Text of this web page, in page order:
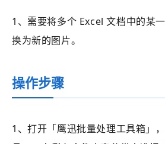
1、需要将多个 Excel 文档中的某
换为新的图片。
操作步骤
1、打开 「鹰迅批量处理工具箱」